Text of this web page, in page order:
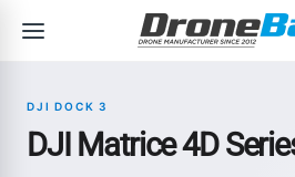
DJI DOCK 3
DJI Matrice 4D